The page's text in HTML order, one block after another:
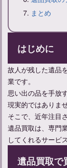
て
まとめ
はじめに
故人が残した遺品
業です。
思い出の品を手放
現実的ではありませ
そこで、近年注目
遺品買取は、専門
してくれるサービ
遺品買取で